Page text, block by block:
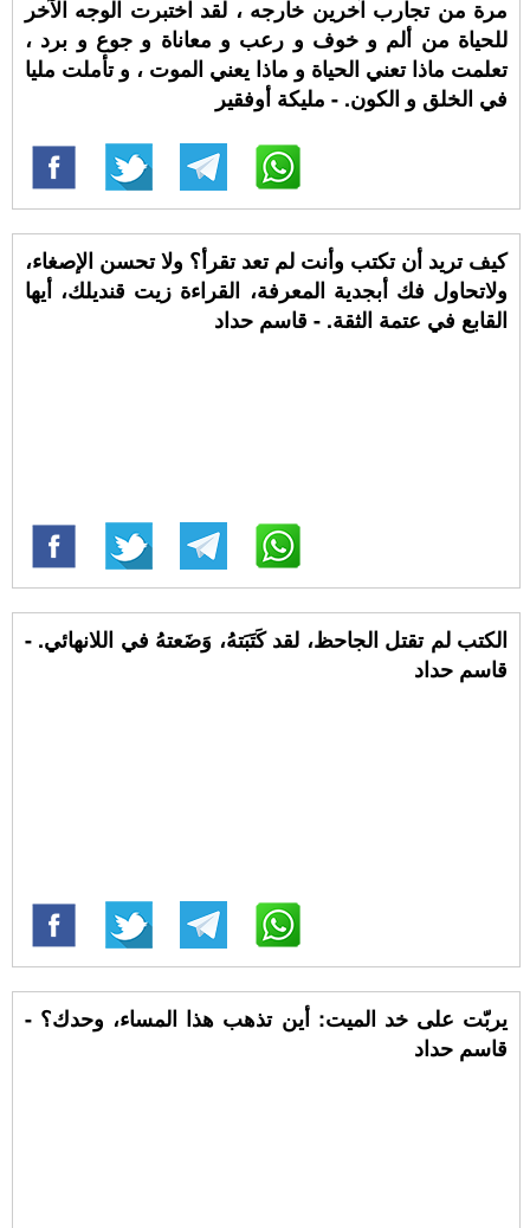
مرة من تجارب آخرين خارجه ، لقد اختبرت الوجه الآخر
للحياة من ألم و خوف و رعب و معاناة و جوع و برد ،
تعلمت ماذا تعني الحياة و ماذا يعني الموت ، و تأملت مليا
في الخلق و الكون. - مليكة أوفقير
‏كيف تريد أن تكتب وأنت لم تعد تقرأ؟ ولا تحسن الإصغاء،
ولاتحاول فك أبجدية المعرفة، القراءة زيت قنديلك، أيها
القابع في عتمة الثقة. - قاسم حداد
الكتب لم تقتل الجاحظ، لقد كَتَبَتهُ، وَضَعتهُ في اللانهائي. -
قاسم حداد
يربّت على خد الميت: أين تذهب هذا المساء، وحدك؟ -
قاسم حداد